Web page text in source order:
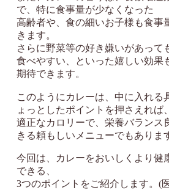
で、特に食事量が少なくなった
高齢者や、食の細いお子様も食事
きます。
さらに野菜等の好き嫌いがあって
食べやすい、といった嬉しい効果
期待できます。
このようにカレーは、中に入れる
ょっとしたポイントを押さえれば、
適正なカロリーで、栄養バランス
きる頼もしいメニューでもありま
今回は、カレーをおいしくより健
できる、
3つのポイントをご紹介します。(